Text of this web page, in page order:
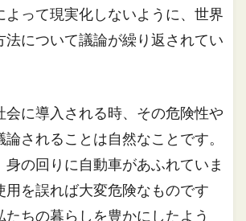
よって現実化しないように、世界
法について議論が繰り返されてい
会に導入される時、その危険性や
されることは自然なことです。
身の回りに自動車があふれていま
用を誤れば大変危険なものです
たちの暮らしを豊かにしたよう